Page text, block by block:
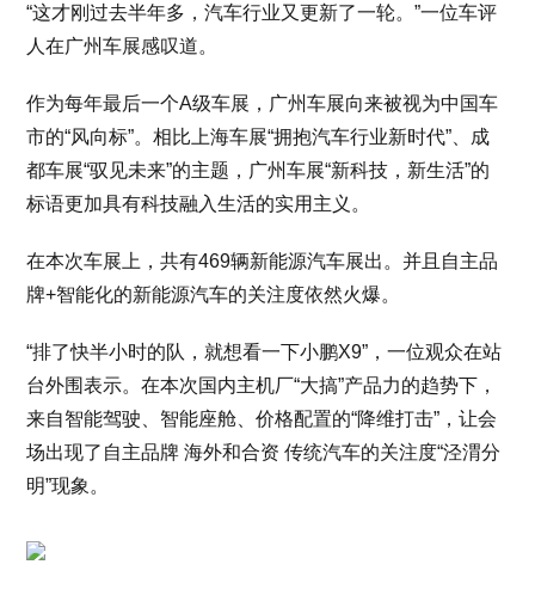
“这才刚过去半年多，汽车行业又更新了一轮。”一位车评
人在广州车展感叹道。
作为每年最后一个A级车展，广州车展向来被视为中国车
市的“风向标”。相比上海车展“拥抱汽车行业新时代”、成
都车展“驭见未来”的主题，广州车展“新科技，新生活”的
标语更加具有科技融入生活的实用主义。
在本次车展上，共有469辆新能源汽车展出。并且自主品
牌+智能化的新能源汽车的关注度依然火爆。
“排了快半小时的队，就想看一下小鹏X9”，一位观众在站
台外围表示。在本次国内主机厂“大搞”产品力的趋势下，
来自智能驾驶、智能座舱、价格配置的“降维打击”，让会
场出现了自主品牌 海外和合资 传统汽车的关注度“泾渭分
明”现象。